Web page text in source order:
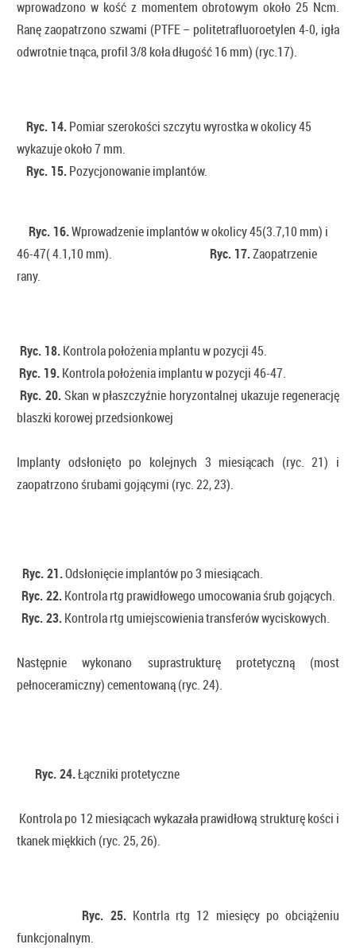
wprowadzono w kość z momentem obrotowym około 25 Ncm.
Ranę zaopatrzono szwami (PTFE – politetrafluoroetylen 4-0, igła
odwrotnie tnąca, profil 3/8 koła długość 16 mm) (ryc.17).
Ryc. 14.Pomiar szerokości szczytu wyrostka w okolicy 45
wykazuje około 7 mm.
Ryc. 15.Pozycjonowanie implantów.
Ryc. 16.Wprowadzenie implantów w okolicy 45(3.7,10 mm) i
46-47( 4.1,10 mm). Ryc. 17.Zaopatrzenie
rany.
Ryc. 18.Kontrola położenia mplantu w pozycji 45.
Ryc. 19.Kontrola położenia implantu w pozycji 46-47.
Ryc. 20.Skan w płaszczyźnie horyzontalnej ukazuje regenerację
blaszki korowej przedsionkowej
Implanty odsłonięto po kolejnych 3 miesiącach (ryc. 21) i
zaopatrzono śrubami gojącymi (ryc. 22, 23).
Ryc. 21.Odsłonięcie implantów po 3 miesiącach.
Ryc. 22.Kontrola rtg prawidłowego umocowania śrub gojących.
Ryc. 23.Kontrola rtg umiejscowienia transferów wyciskowych.
Następnie wykonano suprastrukturę protetyczną (most
pełnoceramiczny) cementowaną (ryc. 24).
Ryc. 24.Łączniki protetyczne
Kontrola po 12 miesiącach wykazała prawidłową strukturę kości i
tkanek miękkich (ryc. 25, 26).
Ryc. 25.Kontrla rtg 12 miesięcy po obciążeniu
funkcjonalnym.